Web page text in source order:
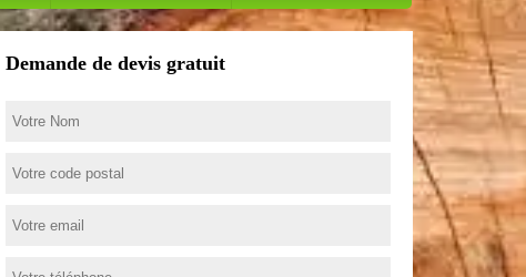
Demande de devis gratuit